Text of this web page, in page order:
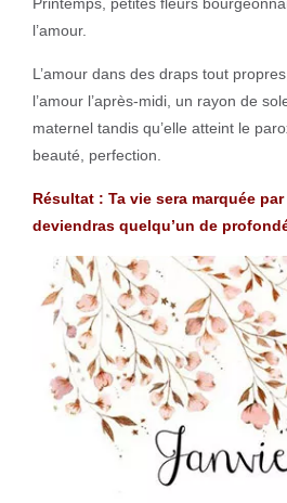
l’amour.
L’amour dans des draps tout
l’amour l’après-midi, un rayon de
maternel tandis qu’elle atteint le
beauté, perfection.
Résultat : Ta vie sera marquée
deviendras quelqu’un de